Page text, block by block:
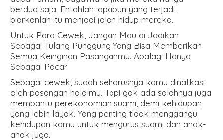
berdua saja. Entahlah, apapun yang terjadi,
biarkanlah itu menjadi jalan hidup mereka.
Untuk Para Cewek, Jangan Mau di Jadikan
Sebagai Tulang Punggung Yang Bisa Memberikan
Semua Keinginan Pasanganmu. Apalagi Hanya
Sebagai Pacar.
Sebagai cewek, sudah seharusnya kamu dinafkasi
oleh pasangan halalmu. Tapi gak ada salahnya juga
membantu perekonomian suami, demi kehidupan
yang lebih layak. Yang penting tidak menggangu
kehidupan kamu untuk mengurus suami dan anak-
anak juga.